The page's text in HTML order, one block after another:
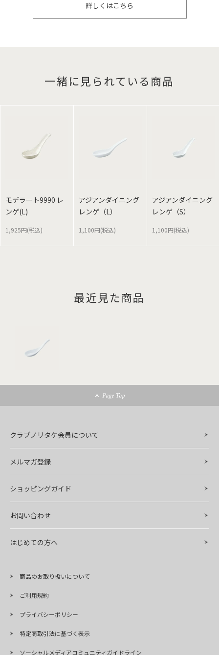
詳しくはこちら
一緒に見られている商品
モデラート9990 レ
ンゲ(L)
1,925円(税込)
アジアンダイニング
レンゲ（L）
1,100円(税込)
アジアンダイニング
レンゲ（S）
1,100円(税込)
最近見た商品
Page Top
クラブノリタケ会員について
メルマガ登録
ショッピングガイド
お問い合わせ
はじめての方へ
商品のお取り扱いについて
ご利用規約
プライバシーポリシー
特定商取引法に基づく表示
ソーシャルメディアコミュニティガイドライン